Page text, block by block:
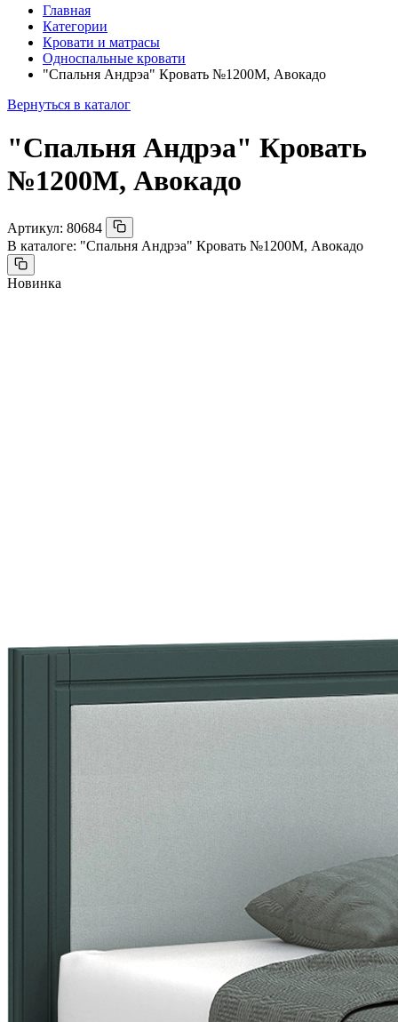
Главная
Категории
Кровати и матрасы
Односпальные кровати
"Спальня Андрэа" Кровать №1200М, Авокадо
Вернуться в каталог
"Спальня Андрэа" Кровать
№1200М, Авокадо
Артикул: 80684
В каталоге: "Спальня Андрэа" Кровать №1200М, Авокадо
Новинка